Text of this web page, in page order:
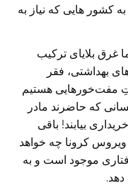
کشور هایی که نیاز به
غرق بلایای ترکیب
بهداشتی، فقر
مفت‌خورهایی هستیم
که حاضرند مادر
بیابند! باقی
کرونا چه خواهد
موجود است و به